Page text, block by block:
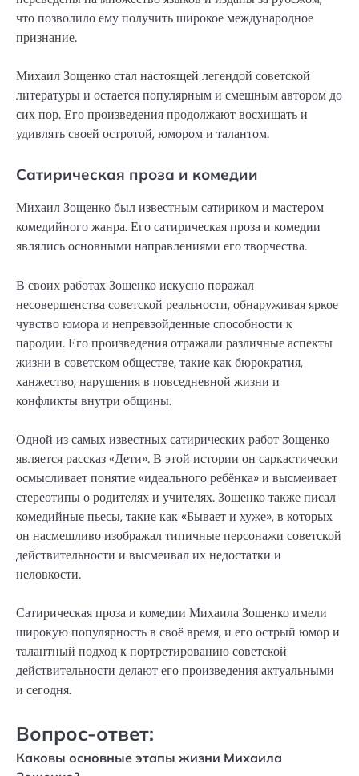
что позволило ему получить широкое международное
признание.
Михаил Зощенко стал настоящей легендой советской
литературы и остается популярным и смешным автором до
сих пор. Его произведения продолжают восхищать и
удивлять своей остротой, юмором и талантом.
Сатирическая проза и комедии
Михаил Зощенко был известным сатириком и мастером
комедийного жанра. Его сатирическая проза и комедии
являлись основными направлениями его творчества.
В своих работах Зощенко искусно поражал
несовершенства советской реальности, обнаруживая яркое
чувство юмора и непревзойденные способности к
пародии. Его произведения отражали различные аспекты
жизни в советском обществе, такие как бюрократия,
ханжество, нарушения в повседневной жизни и
конфликты внутри общины.
Одной из самых известных сатирических работ Зощенко
является рассказ «Дети». В этой истории он саркастически
осмысливает понятие «идеального ребёнка» и высмеивает
стереотипы о родителях и учителях. Зощенко также писал
комедийные пьесы, такие как «Бывает и хуже», в которых
он насмешливо изображал типичные персонажи советской
действительности и высмеивал их недостатки и
неловкости.
Сатирическая проза и комедии Михаила Зощенко имели
широкую популярность в своё время, и его острый юмор и
талантный подход к портретированию советской
действительности делают его произведения актуальными
и сегодня.
Вопрос-ответ:
Каковы основные этапы жизни Михаила